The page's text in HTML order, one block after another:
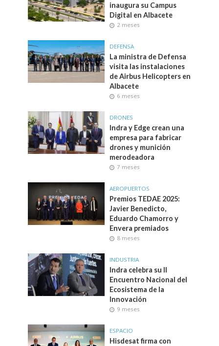
inaugura su Campus
Digital en Albacete
2 meses
DEFENSA
La ministra de Defensa
visita las instalaciones
de Airbus Helicopters en
Albacete
6 meses
DRONES
Indra y Edge crean una
empresa para fabricar
drones y munición
merodeadora
7 meses
AEROPUERTOS
Premios TEDAE 2025:
Javier Benedicto,
Eduardo Chamorro y
Envera premiados
8 meses
INDUSTRIA
Indra celebra su II
Encuentro Nacional del
Ecosistema de la
Innovación
9 meses
ESPACIO
Hisdesat firma con